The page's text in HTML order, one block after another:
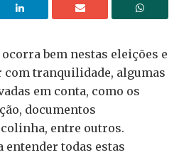
bem nestas eleições e
com tranquilidade, algumas
em conta, como os
documentos
entre outros.
todas estas